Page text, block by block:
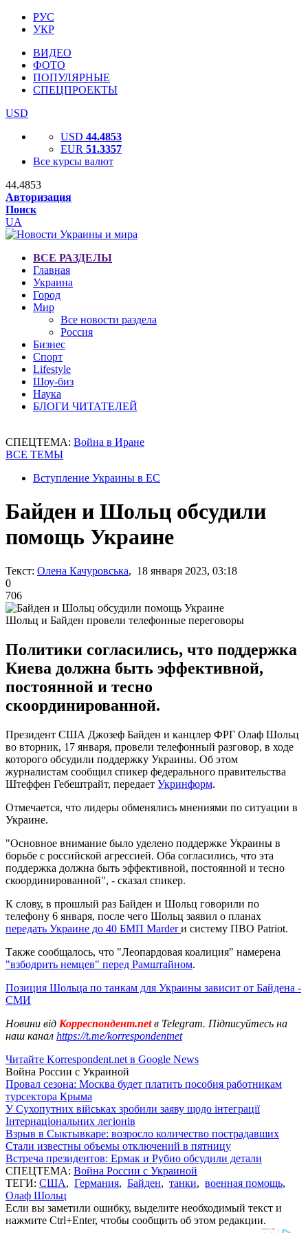
РУС
УКР
ВИДЕО
ФОТО
ПОПУЛЯРНЫЕ
СПЕЦПРОЕКТЫ
USD
USD 44.4853
EUR 51.3357
Все курсы валют
44.4853
Авторизация
Поиск
UA
ВСЕ РАЗДЕЛЫ
Главная
Украина
Город
Мир
Все новости раздела
Россия
Бизнес
Спорт
Lifestyle
Шоу-биз
Наука
БЛОГИ ЧИТАТЕЛЕЙ
СПЕЦТЕМА: Война в Иране
ВСЕ ТЕМЫ
Вступление Украины в ЕС
Байден и Шольц обсудили
помощь Украине
Текст: Олена Качуровська, 18 января 2023, 03:18
0
706
Шольц и Байден провели телефонные переговоры
Политики согласились, что поддержка
Киева должна быть эффективной,
постоянной и тесно
скоординированной.
Президент США Джозеф Байден и канцлер ФРГ Олаф Шольц
во вторник, 17 января, провели телефонный разговор, в ходе
которого обсудили поддержку Украины. Об этом
журналистам сообщил спикер федерального правительства
Штеффен Гебештрайт, передает Укринформ.
Отмечается, что лидеры обменялись мнениями по ситуации в
Украине.
"Основное внимание было уделено поддержке Украины в
борьбе с российской агрессией. Оба согласились, что эта
поддержка должна быть эффективной, постоянной и тесно
скоординированной", - сказал спикер.
К слову, в прошлый раз Байден и Шольц говорили по
телефону 6 января, после чего Шольц заявил о планах
передать Украине до 40 БМП Marderи систему ПВО Patriot.
Также сообщалось, что "Леопардовая коалиция" намерена
"взбодрить немцев" перед Рамштайном.
Позиция Шольца по танкам для Украины зависит от Байдена -
СМИ
Новини від Корреспондент.netв Telegram. Підписуйтесь на
наш канал https://t.me/korrespondentnet
Читайте Korrespondent.net в Google News
Война России с Украиной
Провал сезона: Москва будет платить пособия работникам
турсектора Крыма
У Сухопутних військах зробили заяву щодо інтеграції
Інтернаціональних легіонів
Взрыв в Сыктывкаре: возросло количество пострадавших
Стали известны объемы отключений в пятницу
Встреча президентов: Ермак и Рубио обсудили детали
СПЕЦТЕМА: Война России с Украиной
ТЕГИ: США, Германия, Байден, танки, военная помощь,
Олаф Шольц
Если вы заметили ошибку, выделите необходимый текст и
нажмите Ctrl+Enter, чтобы сообщить об этом редакции.